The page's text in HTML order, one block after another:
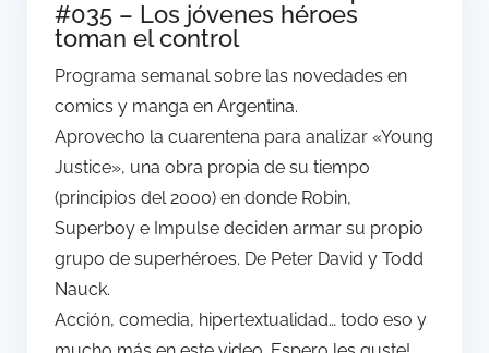
#035 – Los jóvenes héroes
toman el control
Programa semanal sobre las novedades en
comics y manga en Argentina.
Aprovecho la cuarentena para analizar «Young
Justice», una obra propia de su tiempo
(principios del 2000) en donde Robin,
Superboy e Impulse deciden armar su propio
grupo de superhéroes. De Peter David y Todd
Nauck.
Acción, comedia, hipertextualidad… todo eso y